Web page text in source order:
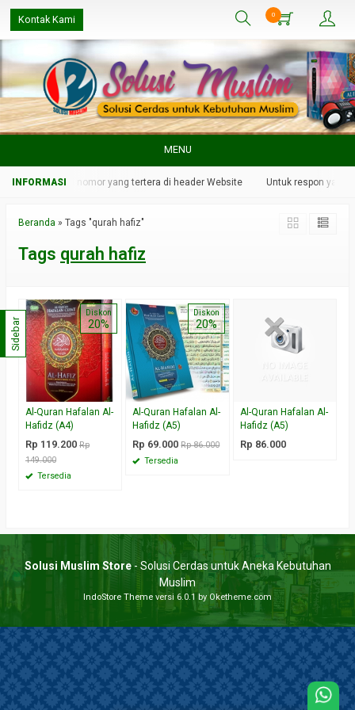
Kontak Kami 0
MENU
WhatsApp di nomor yang tertera di header Website Untuk respon yang
Beranda » Tags "qurah hafiz"
Tags qurah hafiz
Diskon
20%
Al-Quran Hafalan Al-
Hafidz (A4)
Rp 119.200 Rp
149.000
Tersedia
Diskon
20%
Al-Quran Hafalan Al-
Hafidz (A5)
Rp 69.000 Rp 86.000
Tersedia
Al-Quran Hafalan Al-
Hafidz (A5)
Rp 86.000
Sidebar
Solusi Muslim Store- Solusi Cerdas untuk Aneka Kebutuhan
Muslim
IndoStore Theme versi 6.0.1 by Oketheme.com